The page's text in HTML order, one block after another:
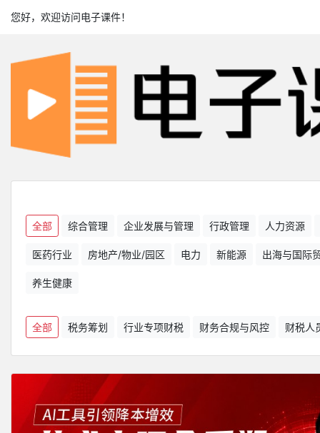
您好，欢迎访问电子课件！
全部 综合管理 企业发展与管理 行政管理 人力资源
医药行业 房地产/物业/园区 电力 新能源 出海与国际
养生健康
全部 税务筹划 行业专项财税 财务合规与风控 财税人